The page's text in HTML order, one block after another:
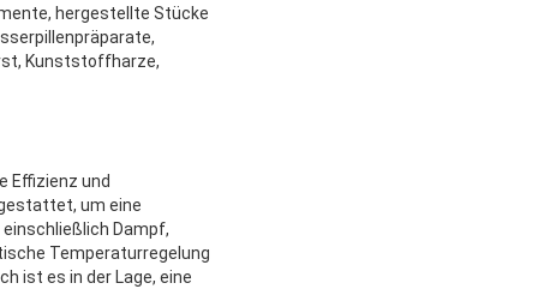
hergestellte Stücke
Kunststoffharze,
Effizienz und
um eine
einschließlich Dampf,
Temperaturregelung
ist es in der Lage, eine